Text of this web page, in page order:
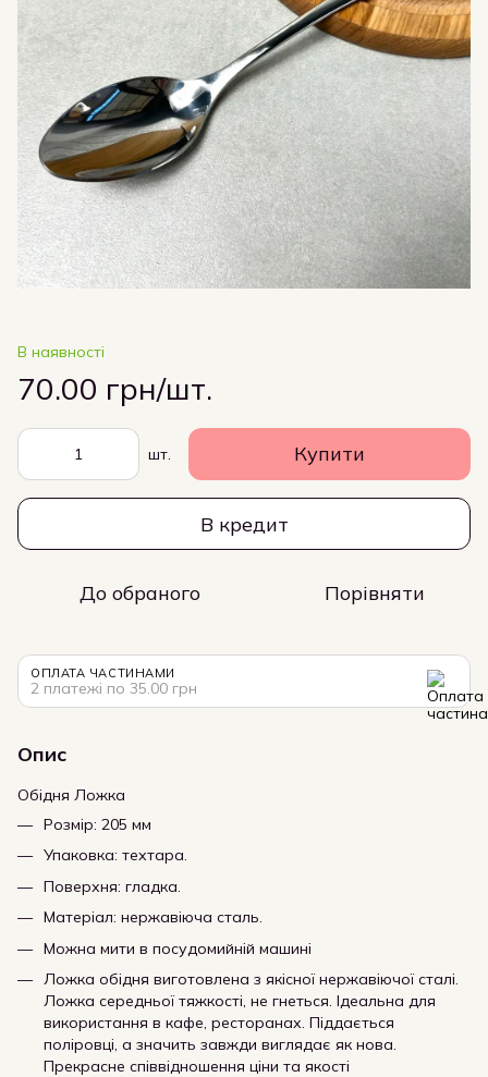
В наявності
70.00 грн/шт.
шт. Купити
В кредит
До обраного Порівняти
ОПЛАТА ЧАСТИНАМИ
2 платежі по 35.00 грн
Опис
Обідня Ложка
Розмір: 205 мм
Упаковка: техтара.
Поверхня: гладка.
Матеріал: нержавіюча сталь.
Можна мити в посудомийній машині
Ложка обідня виготовлена з якісної нержавіючої сталі.
Ложка середньої тяжкості, не гнеться. Ідеальна для
використання в кафе, ресторанах. Піддається
поліровці, а значить завжди виглядає як нова.
Прекрасне співвідношення ціни та якості